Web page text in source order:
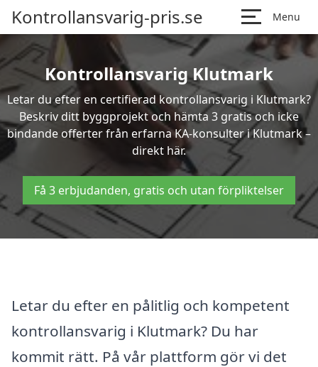
Kontrollansvarig-pris.se Menu
Kontrollansvarig Klutmark
Letar du efter en certifierad kontrollansvarig i Klutmark?
Beskriv ditt byggprojekt och hämta 3 gratis och icke
bindande offerter från erfarna KA-konsulter i Klutmark –
direkt här.
Få 3 erbjudanden, gratis och utan förpliktelser
Letar du efter en pålitlig och kompetent
kontrollansvarig i Klutmark? Du har
kommit rätt. På vår plattform gör vi det